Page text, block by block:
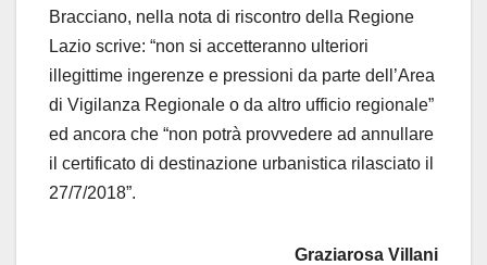
Bracciano, nella nota di riscontro della Regione
Lazio scrive: “non si accetteranno ulteriori
illegittime ingerenze e pressioni da parte dell’Area
di Vigilanza Regionale o da altro ufficio regionale”
ed ancora che “non potrà provvedere ad annullare
il certificato di destinazione urbanistica rilasciato il
27/7/2018”.
Graziarosa Villani